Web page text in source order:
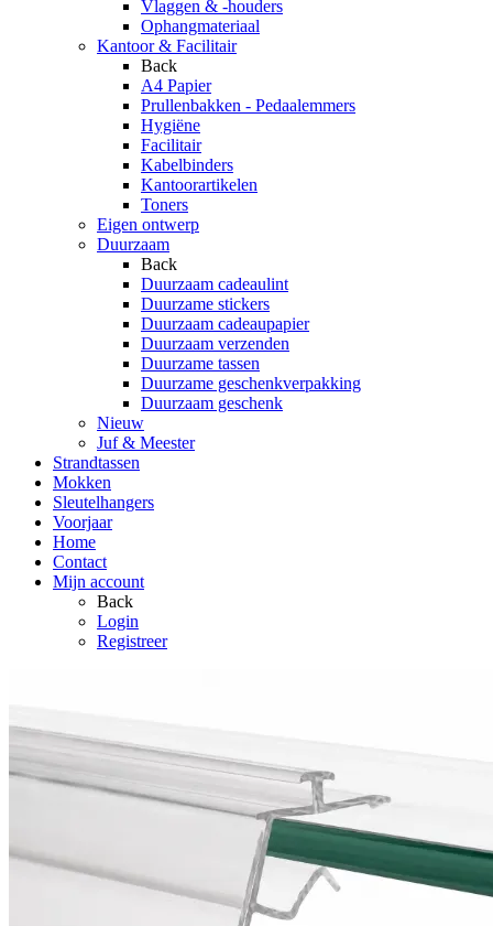
Vlaggen & -houders
Ophangmateriaal
Kantoor & Facilitair
Back
A4 Papier
Prullenbakken - Pedaalemmers
Hygiëne
Facilitair
Kabelbinders
Kantoorartikelen
Toners
Eigen ontwerp
Duurzaam
Back
Duurzaam cadeaulint
Duurzame stickers
Duurzaam cadeaupapier
Duurzaam verzenden
Duurzame tassen
Duurzame geschenkverpakking
Duurzaam geschenk
Nieuw
Juf & Meester
Strandtassen
Mokken
Sleutelhangers
Voorjaar
Home
Contact
Mijn account
Back
Login
Registreer